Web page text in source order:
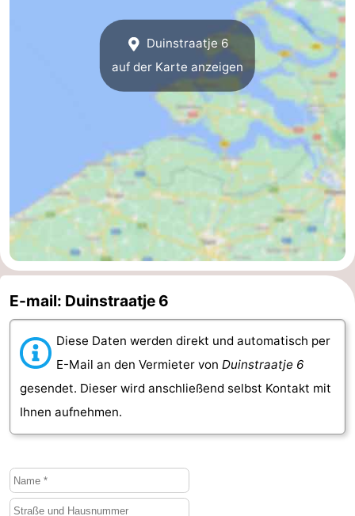
Ringstechen
Actief
Praktisch
Forum
Route
-
Parken
Reisebuchshop
Medizin
Adressen
Region
Schouwen-
Duinstraatje 6
auf der Karte anzeigen
E-mail: Duinstraatje 6
Diese Daten werden direkt und automatisch per
E-Mail an den Vermieter von Duinstraatje 6
gesendet. Dieser wird anschließend selbst Kontakt mit
Ihnen aufnehmen.